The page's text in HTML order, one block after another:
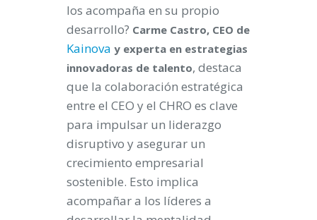
los acompaña en su propio
desarrollo? Carme Castro, CEO de
Kainova y experta en estrategias
innovadoras de talento, destaca
que la colaboración estratégica
entre el CEO y el CHRO es clave
para impulsar un liderazgo
disruptivo y asegurar un
crecimiento empresarial
sostenible. Esto implica
acompañar a los líderes a